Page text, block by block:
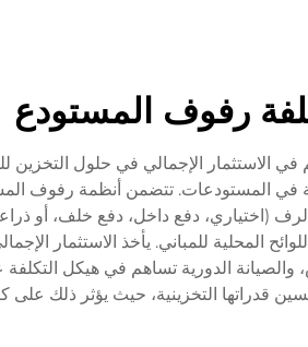
رفوف المستودع
الإجمالي في حلول التخزين
المستودعات. تتضمن أنظمة رفوف
(اختياري، دفع داخل، دفع خلف، أو
باللوائح المحلية للمباني. يأخذ
والصيانة الدورية تساهم في هيكل
قدراتها التخزينية، حيث يؤثر ذلك على